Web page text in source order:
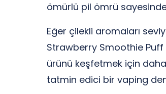
ömürlü pil ömrü sayesinde
Eğer çilekli aromaları
Strawberry Smoothie Puff
ürünü keşfetmek için
tatmin edici bir vaping